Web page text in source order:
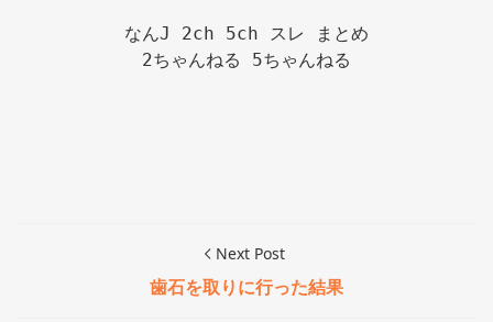
なんJ 2ch 5ch スレ まとめ
2ちゃんねる 5ちゃんねる
Next Post
歯石を取りに行った結果